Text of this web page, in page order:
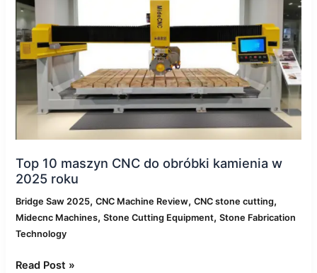
Top 10 maszyn CNC do obróbki kamienia w
2025 roku
Bridge Saw 2025,CNC Machine Review,CNC stone cutting,
Midecnc Machines,Stone Cutting Equipment,Stone Fabrication
Technology
obróbki
kamienia
w
2025
Read Post »